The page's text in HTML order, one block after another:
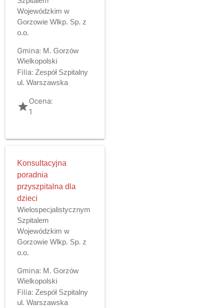
Wojewódzkim w
Gorzowie Wlkp. Sp. z
o.o.
Gmina: M. Gorzów
Wielkopolski
Filia: Zespół Szpitalny
ul. Warszawska
gradeOcena:
1
Konsultacyjna
poradnia
przyszpitalna dla
dzieci
Wielospecjalistycznym
Szpitalem
Wojewódzkim w
Gorzowie Wlkp. Sp. z
o.o.
Gmina: M. Gorzów
Wielkopolski
Filia: Zespół Szpitalny
ul. Warszawska